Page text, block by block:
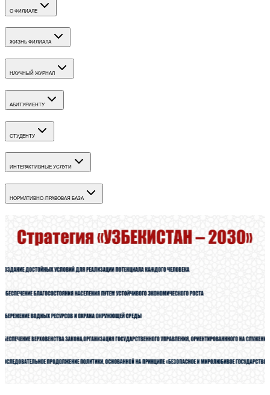
О ФИЛИАЛЕ
ЖИЗНЬ ФИЛИАЛА
НАУЧНЫЙ ЖУРНАЛ
АБИТУРИЕНТУ
СТУДЕНТУ
ИНТЕРАКТИВНЫЕ УСЛУГИ
НОРМАТИВНО-ПРАВОВАЯ БАЗА